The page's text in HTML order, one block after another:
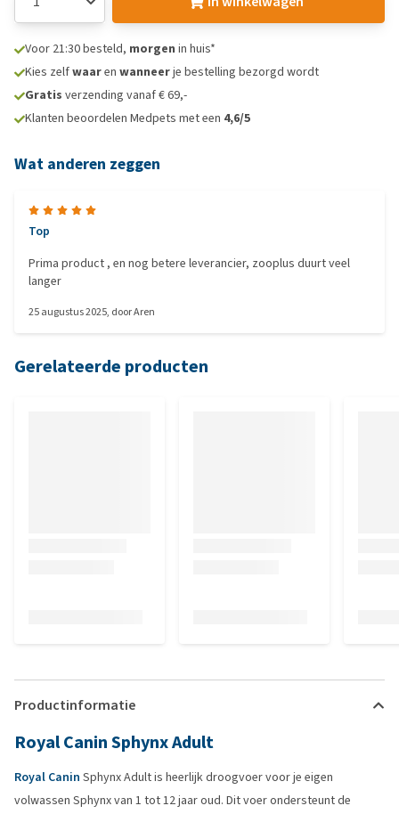
Voor 21:30 besteld, morgen in huis*
Kies zelfwaaren wanneerje bestelling bezorgd wordt
Gratis verzending vanaf € 69,-
Klanten beoordelen Medpets met een 4,6/5
Wat anderen zeggen
Top
Prima product , en nog betere leverancier, zooplus duurt veel
langer
25 augustus 2025, doorAren
Gerelateerde producten
Productinformatie
Royal Canin Sphynx Adult
Royal Canin Sphynx Adult is heerlijk droogvoer voor je eigen
volwassen Sphynx van 1 tot 12 jaar oud. Dit voer ondersteunt de